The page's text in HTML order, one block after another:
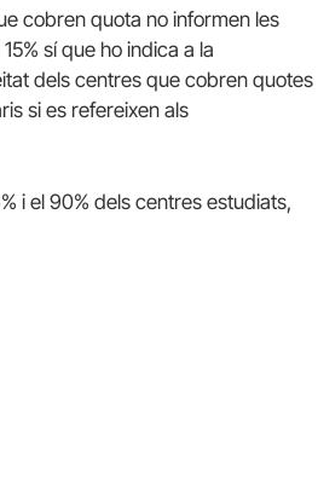
cobren quota no informen les
sí que ho indica a la
dels centres que cobren quotes
si es refereixen als
i el 90% dels centres estudiats,